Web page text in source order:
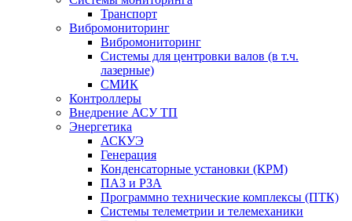
Транспорт
Вибромониторинг
Вибромониторинг
Системы для центровки валов (в т.ч.
лазерные)
СМИК
Контроллеры
Внедрение АСУ ТП
Энергетика
АСКУЭ
Генерация
Конденсаторные установки (КРМ)
ПАЗ и РЗА
Программно технические комплексы (ПТК)
Системы телеметрии и телемеханики